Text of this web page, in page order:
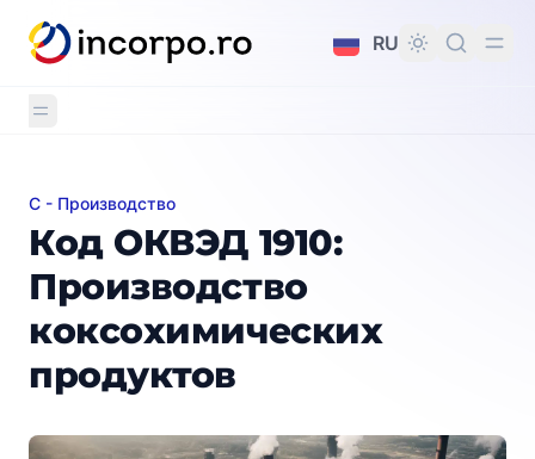
контенту
RU
Код ОКВЭД 1910: Производство коксохимических
C - Производство
Код ОКВЭД 1910:
Производство
коксохимических
продуктов